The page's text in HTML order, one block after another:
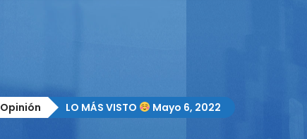
Opinión LO MÁS VISTO Mayo 6, 2022